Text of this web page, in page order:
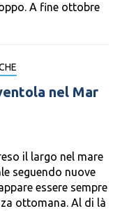
A fine ottobre
nel Mar
il largo nel mare
seguendo nuove
essere sempre
ottomana. Al di là